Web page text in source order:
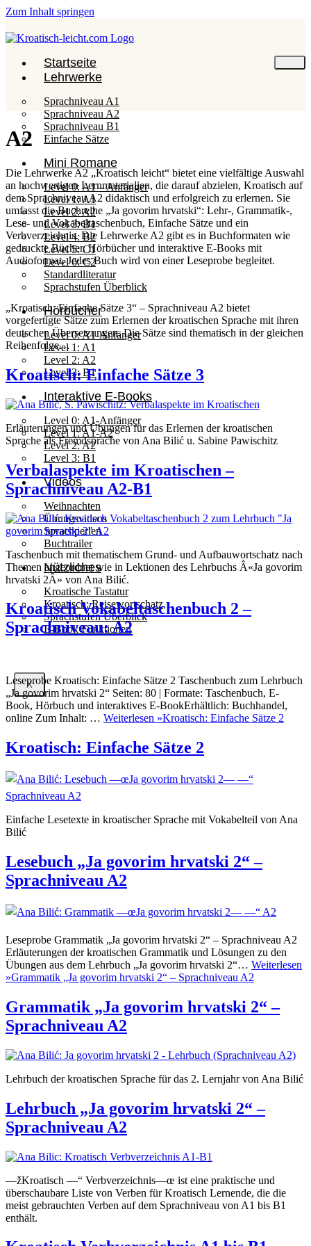
Zum Inhalt springen
Startseite
Lehrwerke
Sprachniveau A1
Sprachniveau A2
Sprachniveau B1
Einfache Sätze
Mini Romane
Level 0: A1 – Anfänger
Level 1: A1
Level 2: A2
Level 3: B1
Level 4: B2
Level 5: C1
Level 6: C2
Standardliteratur
Sprachstufen Überblick
Hörbücher
Level 0: A1-Anfänger
Level 1: A1
Level 2: A2
Level 3: B1
Interaktive E-Books
Level 0: A1-Anfänger
Level 1: A1-A2
Level 2: A2
Level 3: B1
Videos
Weihnachten
Übungsvideos
Sprachperlen
Buchtrailer
Nützliches
Kroatische Tastatur
Kroatisch: Reisewortschatz
Sprachstufen Überblick
E-Book Funktionen
X
A2
Die Lehrwerke A2 „Kroatisch leicht“ bietet eine vielfältige Auswahl
an hochwertigen Lernmaterialien, die darauf abzielen, Kroatisch auf
dem Sprachniveau A2 didaktisch und erfolgreich zu erlernen. Sie
umfasst die Buchreihe „Ja govorim hrvatski“: Lehr-, Grammatik-,
Lese- und Vokabeltaschenbuch, Einfache Sätze und ein
Verbverzeichnis. Die Lehrwerke A2 gibt es in Buchformaten wie
gedruckte Bücher, Hörbücher und interaktive E-Books mit
Audioformat. Jedes Buch wird von einer Leseprobe begleitet.
„Kroatisch: Einfache Sätze 3“ – Sprachniveau A2 bietet
vorgefertigte Sätze zum Erlernen der kroatischen Sprache mit ihren
deutschen Übersetzungen. Die Sätze sind thematisch in der gleichen
Reihenfolge…
Kroatisch: Einfache Sätze 3
Erläuterungen und Übungen für das Erlernen der kroatischen
Sprache als Fremdsprache von Ana Bilić u. Sabine Pawischitz
Verbalaspekte im Kroatischen –
Sprachniveau A2-B1
Taschenbuch mit thematischem Grund- und Aufbauwortschatz nach
Themen angeordnet wie in Lektionen des Lehrbuchs Â«Ja govorim
hrvatski 2Â» von Ana Bilić.
Kroatisch Vokabeltaschenbuch 2 –
Sprachniveau: A2
Leseprobe Kroatisch: Einfache Sätze 2 Taschenbuch zum Lehrbuch
„Ja govorim hrvatski 2“ Seiten: 80 | Formate: Taschenbuch, E-
Book, Hörbuch und interaktives E-BookErhältlich: Buchhandel,
online Zum Inhalt: … Weiterlesen »Kroatisch: Einfache Sätze 2
Kroatisch: Einfache Sätze 2
Einfache Lesetexte in kroatischer Sprache mit Vokabelteil von Ana
Bilić
Lesebuch „Ja govorim hrvatski 2“ –
Sprachniveau A2
Leseprobe Grammatik „Ja govorim hrvatski 2“ – Sprachniveau A2
Erläuterungen der kroatischen Grammatik und Lösungen zu den
Übungen aus dem Lehrbuch „Ja govorim hrvatski 2“… Weiterlesen
»Grammatik „Ja govorim hrvatski 2“ – Sprachniveau A2
Grammatik „Ja govorim hrvatski 2“ –
Sprachniveau A2
Lehrbuch der kroatischen Sprache für das 2. Lernjahr von Ana Bilić
Lehrbuch „Ja govorim hrvatski 2“ –
Sprachniveau A2
—žKroatisch —“ Verbverzeichnis—œ ist eine praktische und
überschaubare Liste von Verben für Kroatisch Lernende, die die
meist gebrauchten Verben auf dem Sprachniveau von A1 bis B1
enthält.